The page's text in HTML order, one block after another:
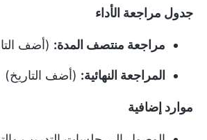
جدول مراجعة الأداء
مراجعة منتصف المدة: (أضف
المراجعة النهائية: (أضف التاريخ)
موارد إضافية